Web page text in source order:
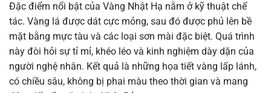
Đặc điểm nổi bật của Vàng Nhật Hạ nằm ở kỹ thuật chế
tác. Vàng lá được dát cực mỏng, sau đó được phủ lên bề
mặt bằng mực tàu và các loại sơn mài đặc biệt. Quá trình
này đòi hỏi sự tỉ mỉ, khéo léo và kinh nghiệm dày dặn của
người nghệ nhân. Kết quả là những họa tiết vàng lấp lánh,
có chiều sâu, không bị phai màu theo thời gian và mang